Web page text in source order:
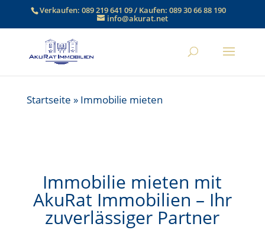
Verkaufen:089 219 641 09/ Kaufen:089 30 66 88 190
info@akurat.net
Startseite » Immobilie mieten
Immobilie mieten mit
AkuRat Immobilien – Ihr
zuverlässiger Partner